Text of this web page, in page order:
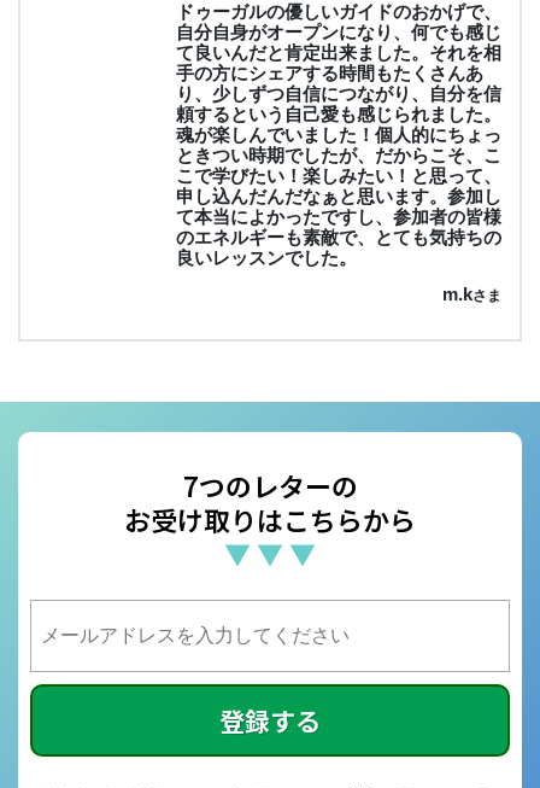
ドゥーガルの優しいガイドのおかげで、
自分自身がオープンになり、何でも感じ
て良いんだと肯定出来ました。それを相
手の方にシェアする時間もたくさんあ
り、少しずつ自信につながり、自分を信
頼するという自己愛も感じられました。
魂が楽しんでいました！個人的にちょっ
ときつい時期でしたが、だからこそ、こ
こで学びたい！楽しみたい！と思って、
申し込んだんだなぁと思います。参加し
て本当によかったですし、参加者の皆様
のエネルギーも素敵で、とても気持ちの
良いレッスンでした。
m.kさま
7つのレターの
お受け取りはこちらから
▼ ▼ ▼
登録する